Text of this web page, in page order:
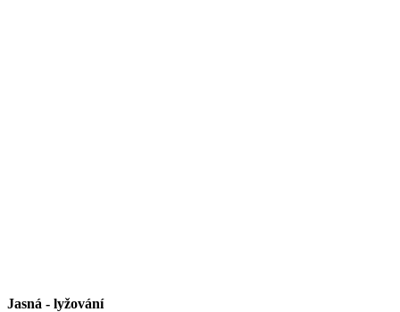
Jasná - lyžování